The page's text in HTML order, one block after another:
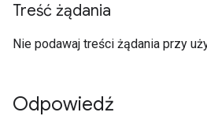
Treść żądania
Nie podawaj treści żądania przy
Odpowiedź